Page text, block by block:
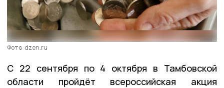
Фото: dzen.ru
С 22 сентября по 4 октября в Тамбовской
области пройдёт всероссийская акция